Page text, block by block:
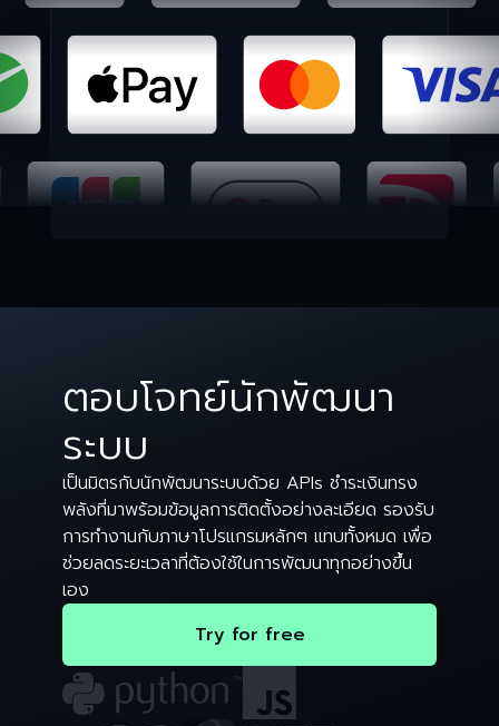
ตอบโจทย์นักพัฒนา
ระบบ
เป็นมิตรกับนักพัฒนาระบบด้วย APIs ชำระเงินทรง
พลังที่มาพร้อมข้อมูลการติดตั้งอย่างละเอียด รองรับ
การทำงานกับภาษาโปรแกรมหลักๆ แทบทั้งหมด เพื่อ
ช่วยลดระยะเวลาที่ต้องใช้ในการพัฒนาทุกอย่างขึ้น
เอง
Try for free